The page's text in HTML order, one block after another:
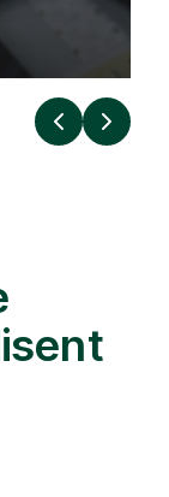
Précédent